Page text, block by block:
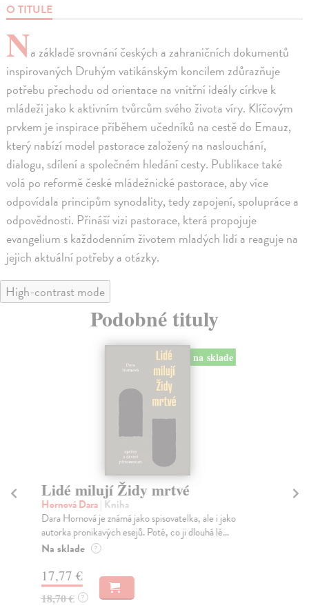
O TITULE
Na základě srovnání českých a zahraničních dokumentů
inspirovaných Druhým vatikánským koncilem zdůrazňuje
potřebu přechodu od orientace na vnitřní ideály církve k
mládeži jako k aktivním tvůrcům svého života víry. Klíčovým
prvkem je inspirace příběhem učedníků na cestě do Emauz,
který nabízí model pastorace založený na naslouchání,
dialogu, sdílení a společném hledání cesty. Publikace také
volá po reformě české mládežnické pastorace, aby více
odpovídala principům synodality, tedy zapojení, spolupráce a
odpovědnosti. Přináší vizi pastorace, která propojuje
evangelium s každodenním životem mladých lidí a reaguje na
jejich aktuální potřeby a otázky.
High-contrast mode
Podobné tituly
na sklade
Lidé milují Židy mrtvé
Hornová Dara| Kniha
Dara Hornová je známá jako spisovatelka, ale i jako
autorka pronikavých esejů. Poté, co ji dlouhá lé...
Na sklade ?
17,77 €
18,70 € ?